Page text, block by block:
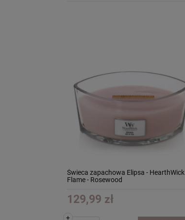
Świeca zapachowa Elipsa - HearthWick
Flame - Rosewood
129,99 zł
+